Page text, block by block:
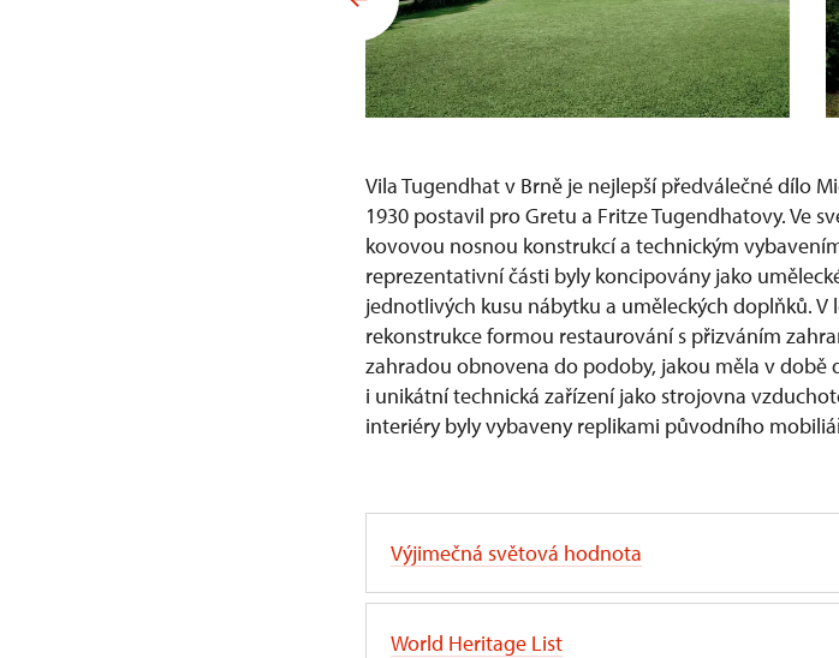
Vila Tugendhat v Brně je nejlepší předválečné dílo
1930 postavil pro Gretu a Fritze Tugendhatovy. Ve
kovovou nosnou konstrukcí a technickým
reprezentativní části byly koncipovány jako
jednotlivých kusu nábytku a uměleckých doplňků.
rekonstrukce formou restaurování s přizváním
zahradou obnovena do podoby, jakou měla v době
i unikátní technická zařízení jako strojovna
interiéry byly vybaveny replikami původního
Výjimečná světová hodnota
World Heritage List